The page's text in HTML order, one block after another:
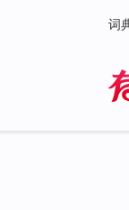
词